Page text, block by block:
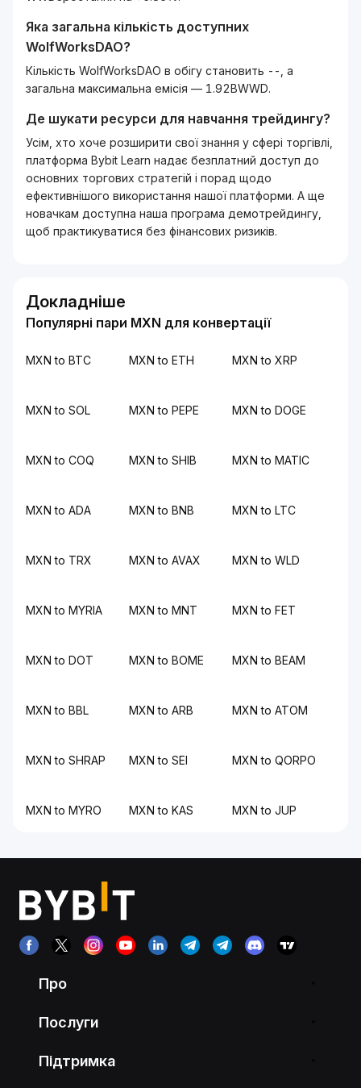
Яка загальна кількість доступних
WolfWorksDAO?
Кількість WolfWorksDAO в обігу становить --, а
загальна максимальна емісія — 1.92BWWD.
Де шукати ресурси для навчання трейдингу?
Усім, хто хоче розширити свої знання у сфері торгівлі,
платформа Bybit Learn надає безплатний доступ до
основних торгових стратегій і порад щодо
ефективнішого використання нашої платформи. А ще
новачкам доступна наша програма демотрейдингу,
щоб практикуватися без фінансових ризиків.
Докладніше
Популярні пари MXN для конвертації
MXN to BTC MXN to ETH MXN to XRP
MXN to SOL MXN to PEPE MXN to DOGE
MXN to COQ MXN to SHIB MXN to MATIC
MXN to ADA MXN to BNB MXN to LTC
MXN to TRX MXN to AVAX MXN to WLD
MXN to MYRIA MXN to MNT MXN to FET
MXN to DOT MXN to BOME MXN to BEAM
MXN to BBL MXN to ARB MXN to ATOM
MXN to SHRAP MXN to SEI MXN to QORPO
MXN to MYRO MXN to KAS MXN to JUP
Про
Послуги
Підтримка